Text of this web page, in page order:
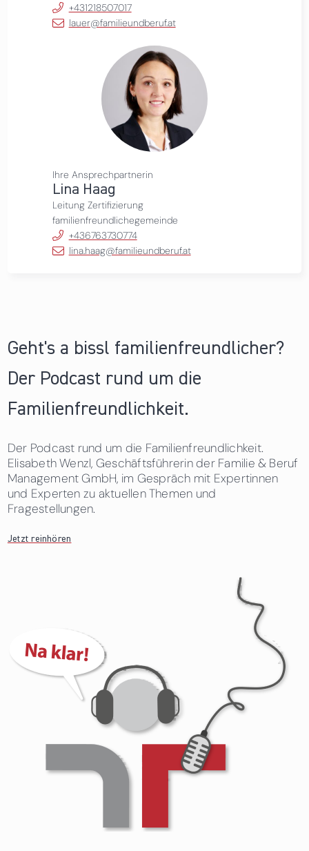
+431218507017
lauer@familieundberuf.at
Ihre Ansprechpartnerin
Lina Haag
Leitung Zertifizierung
familienfreundlichegemeinde
+436763730774
lina.haag@familieundberuf.at
Geht's a bissl familienfreundlicher?
Der Podcast rund um die
Familienfreundlichkeit.
Der Podcast rund um die Familienfreundlichkeit.
Elisabeth Wenzl, Geschäftsführerin der Familie & Beruf
Management GmbH, im Gespräch mit Expertinnen
und Experten zu aktuellen Themen und
Fragestellungen.
Jetzt reinhören